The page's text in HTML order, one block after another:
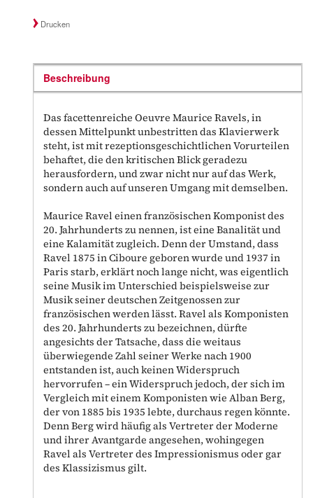
Drucken
Beschreibung
Das facettenreiche Oeuvre Maurice Ravels, in
dessen Mittelpunkt unbestritten das Klavierwerk
steht, ist mit rezeptionsgeschichtlichen Vorurteilen
behaftet, die den kritischen Blick geradezu
herausfordern, und zwar nicht nur auf das Werk,
sondern auch auf unseren Umgang mit demselben.
Maurice Ravel einen französischen Komponist des
20. Jahrhunderts zu nennen, ist eine Banalität und
eine Kalamität zugleich. Denn der Umstand, dass
Ravel 1875 in Ciboure geboren wurde und 1937 in
Paris starb, erklärt noch lange nicht, was eigentlich
seine Musik im Unterschied beispielsweise zur
Musik seiner deutschen Zeitgenossen zur
französischen werden lässt. Ravel als Komponisten
des 20. Jahrhunderts zu bezeichnen, dürfte
angesichts der Tatsache, dass die weitaus
überwiegende Zahl seiner Werke nach 1900
entstanden ist, auch keinen Widerspruch
hervorrufen – ein Widerspruch jedoch, der sich im
Vergleich mit einem Komponisten wie Alban Berg,
der von 1885 bis 1935 lebte, durchaus regen könnte.
Denn Berg wird häufig als Vertreter der Moderne
und ihrer Avantgarde angesehen, wohingegen
Ravel als Vertreter des Impressionismus oder gar
des Klassizismus gilt.